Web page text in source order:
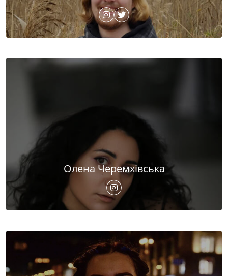
Олена Черемхівська